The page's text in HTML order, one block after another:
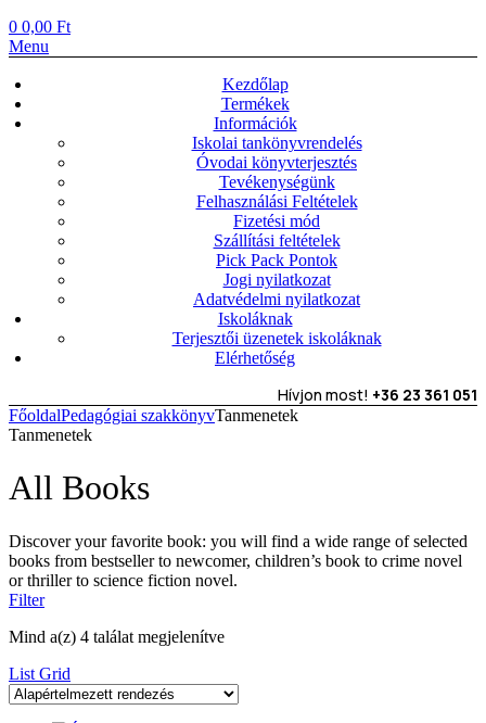
0 0,00 Ft
Menu
Kezdőlap
Termékek
Információk
Iskolai tankönyvrendelés
Óvodai könyvterjesztés
Tevékenységünk
Felhasználási Feltételek
Fizetési mód
Szállítási feltételek
Pick Pack Pontok
Jogi nyilatkozat
Adatvédelmi nyilatkozat
Iskoláknak
Terjesztői üzenetek iskoláknak
Elérhetőség
Hívjon most! +36 23 361 051
FőoldalPedagógiai szakkönyvTanmenetek
Tanmenetek
All Books
Discover your favorite book: you will find a wide range of selected
books from bestseller to newcomer, children’s book to crime novel
or thriller to science fiction novel.
Filter
Mind a(z) 4 találat megjelenítve
List Grid